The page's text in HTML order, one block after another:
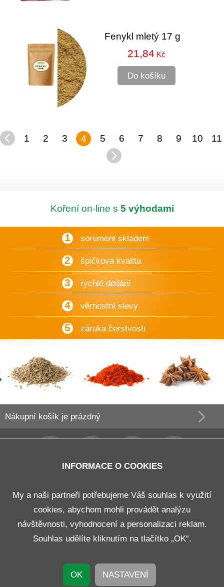
Fenykl mletý 17 g
21,84 Kč
Do košíku
1 2 3 4 5 6 7 8 9 10 11
Koření on-line s 5 výhodami
1 sortiment skladem
2 špičková kvalita
3 rychlé dodání
4 věrnostní slevy
5 záruka čerstvosti
Nákupní košík je prázdný
Obchodní podmínky
Doprava a platba
Odstoupení od smlouvy
© 2026 B E N K O R s.r.o. Nastavení cookies
INFORMACE O COOKIES
My a naši partneři potřebujeme Váš souhlas k využití
cookies, abychom mohli provádět analýzu
návštěvnosti, vyhodnocení a personalizaci reklam.
Souhlas udělíte kliknutím na tlačítko „OK“.
OK NASTAVENÍ